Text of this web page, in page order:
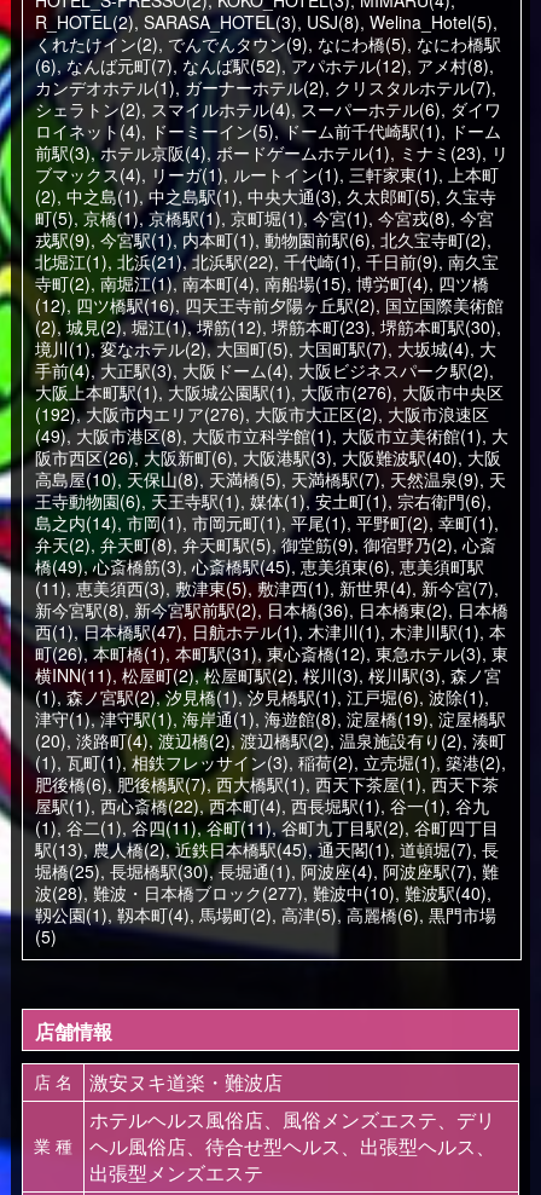
R_HOTEL(2), SARASA_HOTEL(3), USJ(8), Welina_Hotel(5),
くれたけイン(2), でんでんタウン(9), なにわ橋(5), なにわ橋駅
(6),なんば元町(7), なんば駅(52), アパホテル(12), アメ村(8),
カンデオホテル(1), ガーナーホテル(2), クリスタルホテル(7),
シェラトン(2), スマイルホテル(4), スーパーホテル(6), ダイワ
ロイネット(4), ドーミーイン(5),ドーム前千代崎駅(1), ドーム
前駅(3),ホテル京阪(4), ボードゲームホテル(1), ミナミ(23), リ
ブマックス(4), リーガ(1), ルートイン(1), 三軒家東(1), 上本町
(2), 中之島(1),中之島駅(1), 中央大通(3), 久太郎町(5), 久宝寺
町(5), 京橋(1), 京橋駅(1), 京町堀(1), 今宮(1), 今宮戎(8), 今宮
戎駅(9), 今宮駅(1), 内本町(1), 動物園前駅(6), 北久宝寺町(2),
北堀江(1), 北浜(21),北浜駅(22), 千代崎(1), 千日前(9), 南久宝
寺町(2), 南堀江(1),南本町(4), 南船場(15), 博労町(4), 四ツ橋
(12), 四ツ橋駅(16), 四天王寺前夕陽ヶ丘駅(2), 国立国際美術館
(2), 城見(2),堀江(1),堺筋(12), 堺筋本町(23), 堺筋本町駅(30),
境川(1),変なホテル(2),大国町(5), 大国町駅(7), 大坂城(4), 大
手前(4),大正駅(3), 大阪ドーム(4), 大阪ビジネスパーク駅(2),
大阪上本町駅(1), 大阪城公園駅(1), 大阪市(276), 大阪市中央区
(192),大阪市内エリア(276), 大阪市大正区(2), 大阪市浪速区
(49), 大阪市港区(8), 大阪市立科学館(1), 大阪市立美術館(1), 大
阪市西区(26), 大阪新町(6), 大阪港駅(3), 大阪難波駅(40), 大阪
高島屋(10), 天保山(8), 天満橋(5), 天満橋駅(7), 天然温泉(9), 天
王寺動物園(6), 天王寺駅(1), 媒体(1), 安土町(1), 宗右衛門(6),
島之内(14), 市岡(1), 市岡元町(1), 平尾(1), 平野町(2), 幸町(1),
弁天(2), 弁天町(8), 弁天町駅(5),御堂筋(9), 御宿野乃(2), 心斎
橋(49),心斎橋筋(3), 心斎橋駅(45), 恵美須東(6), 恵美須町駅
(11),恵美須西(3), 敷津東(5), 敷津西(1), 新世界(4), 新今宮(7),
新今宮駅(8), 新今宮駅前駅(2), 日本橋(36), 日本橋東(2), 日本橋
西(1),日本橋駅(47), 日航ホテル(1), 木津川(1), 木津川駅(1), 本
町(26), 本町橋(1), 本町駅(31), 東心斎橋(12), 東急ホテル(3), 東
横INN(11), 松屋町(2),松屋町駅(2), 桜川(3), 桜川駅(3), 森ノ宮
(1), 森ノ宮駅(2),汐見橋(1),汐見橋駅(1), 江戸堀(6), 波除(1),
津守(1),津守駅(1), 海岸通(1), 海遊館(8), 淀屋橋(19), 淀屋橋駅
(20), 淡路町(4), 渡辺橋(2), 渡辺橋駅(2), 温泉施設有り(2), 湊町
(1), 瓦町(1), 相鉄フレッサイン(3), 稲荷(2), 立売堀(1), 築港(2),
肥後橋(6), 肥後橋駅(7),西大橋駅(1), 西天下茶屋(1), 西天下茶
屋駅(1), 西心斎橋(22), 西本町(4), 西長堀駅(1), 谷一(1), 谷九
(1), 谷二(1), 谷四(11),谷町(11),谷町九丁目駅(2), 谷町四丁目
駅(13),農人橋(2),近鉄日本橋駅(45),通天閣(1), 道頓堀(7), 長
堀橋(25), 長堀橋駅(30),長堀通(1), 阿波座(4), 阿波座駅(7), 難
波(28), 難波・日本橋ブロック(277), 難波中(10), 難波駅(40),
靱公園(1), 靱本町(4), 馬場町(2), 高津(5), 高麗橋(6), 黒門市場
(5)
店舗情報
店 名 激安ヌキ道楽・難波店
業 種
ホテルヘルス風俗店、風俗メンズエステ、デリ
ヘル風俗店、待合せ型ヘルス、出張型ヘルス、
出張型メンズエステ